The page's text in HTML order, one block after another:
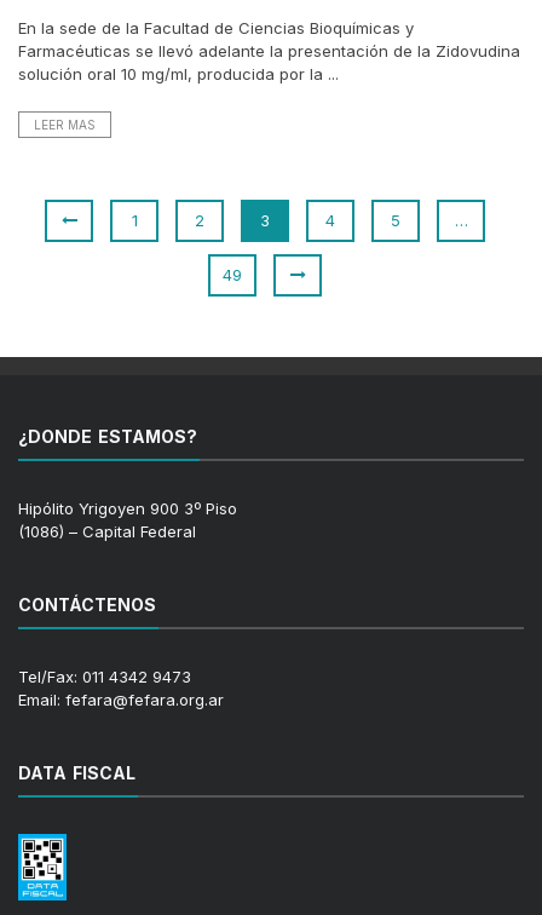
En la sede de la Facultad de Ciencias Bioquímicas y
Farmacéuticas se llevó adelante la presentación de la Zidovudina
solución oral 10 mg/ml, producida por la ...
LEER MAS
1 2 3 4 5 …
49
¿DONDE ESTAMOS?
Hipólito Yrigoyen 900 3º Piso
(1086) – Capital Federal
CONTÁCTENOS
Tel/Fax: 011 4342 9473
Email: fefara@fefara.org.ar
DATA FISCAL